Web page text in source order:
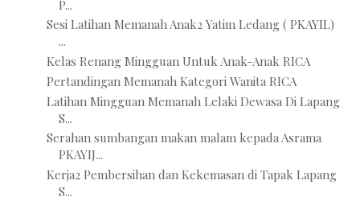
P...
Sesi Latihan Memanah Anak2 Yatim Ledang ( PKAYIL)
...
Kelas Renang Mingguan Untuk Anak-Anak RICA
Pertandingan Memanah Kategori Wanita RICA
Latihan Mingguan Memanah Lelaki Dewasa Di Lapang
S...
Serahan sumbangan makan malam kepada Asrama
PKAYIJ...
Kerja2 Pembersihan dan Kekemasan di Tapak Lapang
S...